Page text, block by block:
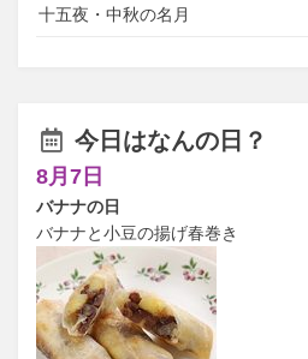
十五夜・中秋の名月
今日はなんの日？
8月7日
バナナの日
バナナと小豆の揚げ春巻き